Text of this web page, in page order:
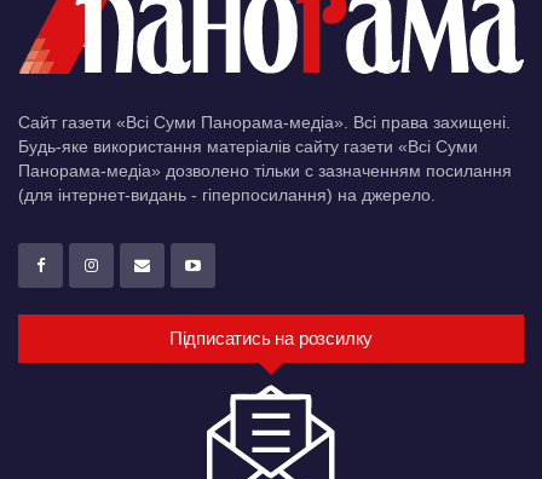
Сайт газети «Всі Суми Панорама-медіа». Всі права захищені.
Будь-яке використання матеріалів сайту газети «Всі Суми
Панорама-медіа» дозволено тільки c зазначенням посилання
(для інтернет-видань - гіперпосилання) на джерело.
Підписатись на розсилку